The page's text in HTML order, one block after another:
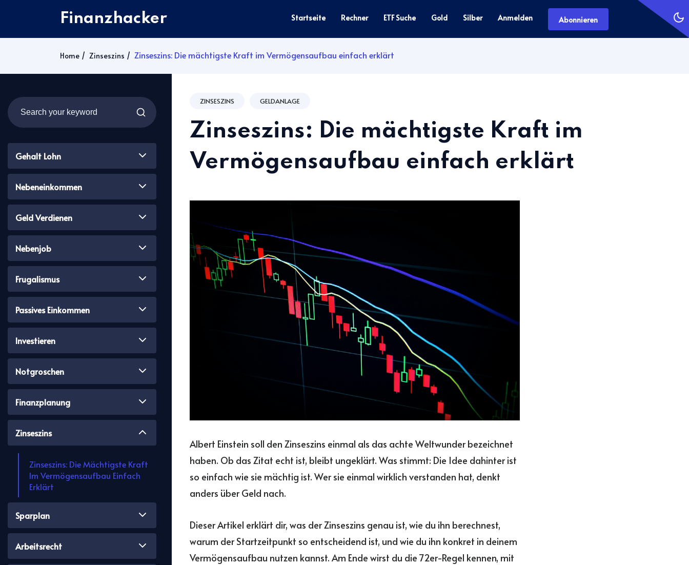
Finanzhacker Startseite Rechner ETF Suche Gold Silber Anmelden Abonnieren
Home Zinseszins Zinseszins: Die mächtigste Kraft im Vermögensaufbau einfach erklärt
Gehalt Lohn
Nebeneinkommen
Geld Verdienen
Nebenjob
Frugalismus
Passives Einkommen
Investieren
Notgroschen
Finanzplanung
Zinseszins
Zinseszins: Die Mächtigste Kraft
Im Vermögensaufbau Einfach
Erklärt
Sparplan
Arbeitsrecht
ZINSESZINS GELDANLAGE
Zinseszins: Die mächtigste Kraft im
Vermögensaufbau einfach erklärt
Albert Einstein soll den Zinseszins einmal als das achte Weltwunder bezeichnet
haben. Ob das Zitat echt ist, bleibt ungeklärt. Was stimmt: Die Idee dahinter ist
so einfach wie sie mächtig ist. Wer sie einmal wirklich verstanden hat, denkt
anders über Geld nach.
Dieser Artikel erklärt dir, was der Zinseszins genau ist, wie du ihn berechnest,
warum der Startzeitpunkt so entscheidend ist, und wie du ihn konkret in deinem
Vermögensaufbau nutzen kannst. Am Ende wirst du die 72er-Regel kennen, mit